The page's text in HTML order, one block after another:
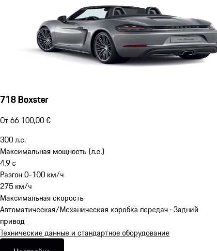
718 Boxster
От 66 100,00 €
300л.с.
Максимальная мощность (л.с.)
4,9с
Разгон 0-100 км/ч
275 км/ч
Максимальная скорость
Автоматическая/Механическая коробка передач · Задний
привод
Технические данные и стандартное оборудование